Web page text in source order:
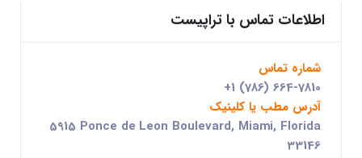
اطلاعات تماس با تراپیست
شماره تماس
+1 (786) 664-7810
آدرس مطب یا کلینیک
5915 Ponce de Leon Boulevard, Miami, Florida
33146